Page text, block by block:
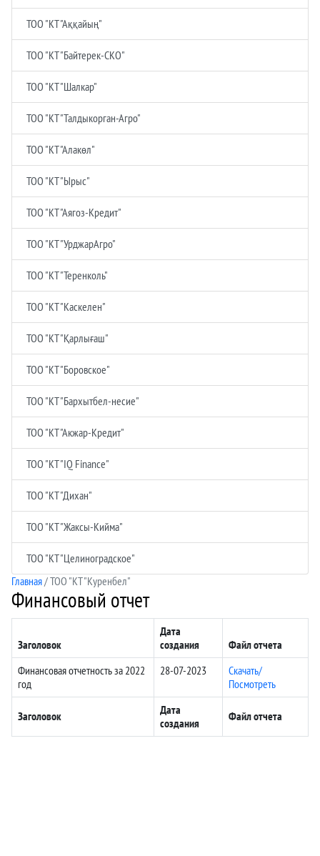
ТОО "КТ "Аққайың"
ТОО "КТ "Байтерек-СКО"
ТОО "КТ "Шалкар"
ТОО "КТ "Талдыкорган-Агро"
ТОО "КТ "Алакөл"
ТОО "КТ "Ырыс"
ТОО "КТ "Аягоз-Кредит"
ТОО "КТ "УрджарАгро"
ТОО "КТ "Теренколь"
ТОО "КТ "Каскелен"
ТОО "КТ "Қарлығаш"
ТОО "КТ "Боровское"
ТОО "КТ "Бархытбел-несие"
ТОО "КТ "Акжар-Кредит"
ТОО "КТ "IQ Finance"
ТОО "КТ "Дихан"
ТОО "КТ "Жаксы-Кийма"
ТОО "КТ "Целиноградское"
Главная/ ТОО "КТ "Куренбел"
Финансовый отчет
Заголовок
Дата
создания
Файл отчета
Финансовая отчетность за 2022
год
28-07-2023
Скачать/
Посмотреть
Заголовок
Дата
создания
Файл отчета